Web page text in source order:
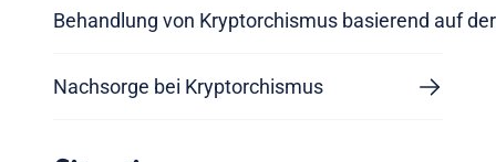
Behandlung von Kryptorchismus basierend auf
Nachsorge bei Kryptorchismus